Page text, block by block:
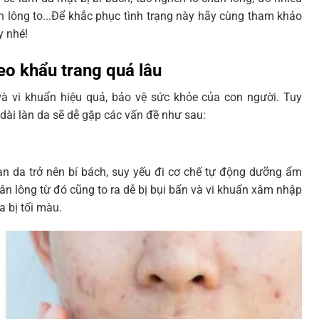
lông to...Để khắc phục tình trạng này hãy cùng tham khảo
nhé!
khẩu trang quá lâu
vi khuẩn hiệu quả, bảo vệ sức khỏe của con người. Tuy
làn da sẽ dễ gặp các vấn đề như sau:
da trở nên bí bách, suy yếu đi cơ chế tự động dưỡng ẩm
lông từ đó cũng to ra dễ bị bụi bẩn và vi khuẩn xâm nhập
bị tối màu.